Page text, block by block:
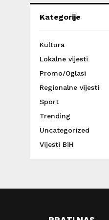
Kategorije
Kultura
Lokalne vijesti
Promo/Oglasi
Regionalne vijesti
Sport
Trending
Uncategorized
Vijesti BiH